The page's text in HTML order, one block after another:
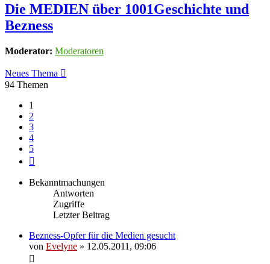
Die MEDIEN über 1001Geschichte und
Bezness
Moderator: Moderatoren
Neues Thema
94 Themen
1
2
3
4
5
Bekanntmachungen
Antworten
Zugriffe
Letzter Beitrag
Bezness-Opfer für die Medien gesucht
von Evelyne » 12.05.2011, 09:06